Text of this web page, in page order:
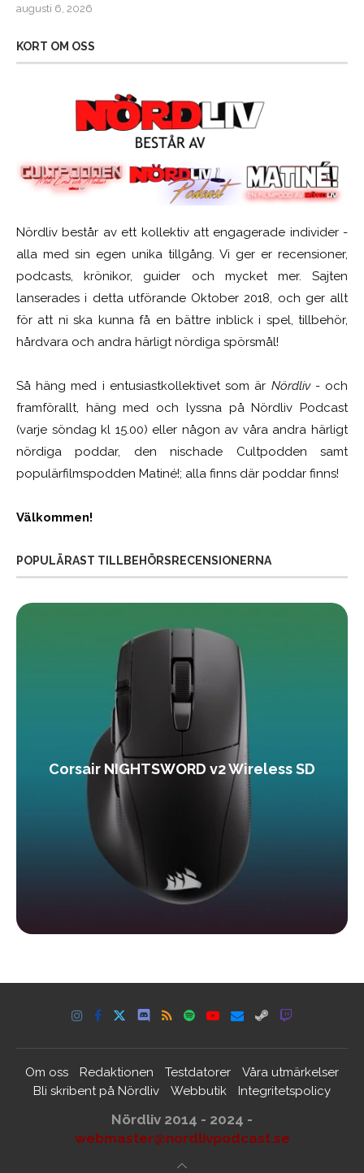
augusti 6, 2026
KORT OM OSS
Nördliv består av ett kollektiv att engagerade individer -
alla med sin egen unika tillgång. Vi ger er recensioner,
podcasts, krönikor, guider och mycket mer. Sajten
lanserades i detta utförande Oktober 2018, och ger allt
för att ni ska kunna få en bättre inblick i spel, tillbehör,
hårdvara och andra härligt nördiga spörsmål!
Så häng med i entusiastkollektivet som är Nördliv- och
framförallt, häng med och lyssna på Nördliv Podcast
(varje söndag kl 15.00) eller någon av våra andra härligt
nördiga poddar, den nischade Cultpodden samt
populärfilmspodden Matiné!; alla finns där poddar finns!
Välkommen!
POPULÄRAST TILLBEHÖRSRECENSIONERNA
Corsair NIGHTSWORD v2 Wireless SD
Om oss Redaktionen Testdatorer
Våra utmärkelser
Bli skribent på Nördliv
Webbutik Integritetspolicy
Nördliv 2014 - 2024 -
webmaster@nordlivpodcast.se